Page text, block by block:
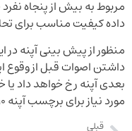
داده کیفیت مناسب برای
منظور از پیش بینی آپنه
بعدی آپنه رخ خواهد داد
مورد نیاز برای برچسب آپنه ۱۰ ثانیه می باشد.)
قبلی